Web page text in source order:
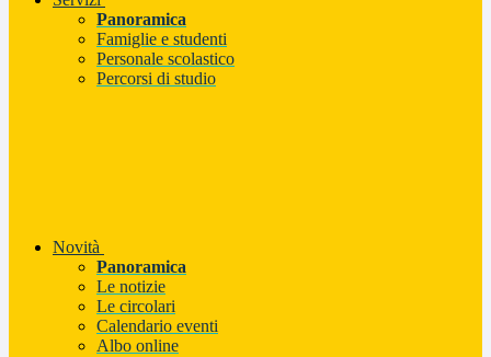
Panoramica
Famiglie e studenti
Personale scolastico
Percorsi di studio
Novità
Panoramica
Le notizie
Le circolari
Calendario eventi
Albo online